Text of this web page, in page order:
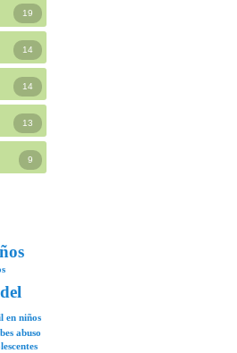
19
14
14
13
9
en niños
abuso